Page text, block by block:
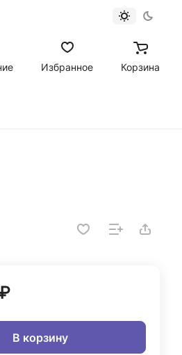
Избранное Корзина
В корзину